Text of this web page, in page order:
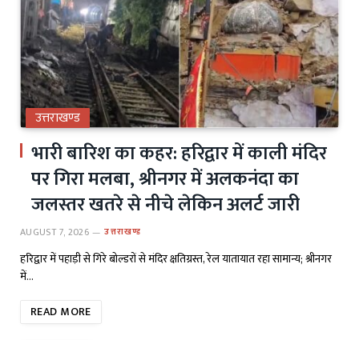
उत्तराखण्ड
भारी बारिश का कहर: हरिद्वार में काली मंदिर
पर गिरा मलबा, श्रीनगर में अलकनंदा का
जलस्तर खतरे से नीचे लेकिन अलर्ट जारी
AUGUST 7, 2026 उत्तराखण्ड
हरिद्वार में पहाड़ी से गिरे बोल्डरों से मंदिर क्षतिग्रस्त, रेल यातायात रहा सामान्य; श्रीनगर
में…
READ MORE